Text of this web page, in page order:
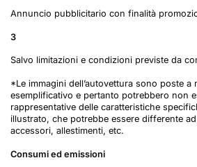
Annuncio pubblicitario con finalità
3
Salvo limitazioni e condizioni previste da
*Le immagini dell’autovettura sono poste a
esemplificativo e pertanto potrebbero non
rappresentative delle caratteristiche
illustrato, che potrebbe essere differente
accessori, allestimenti, etc.
Consumi ed emissioni